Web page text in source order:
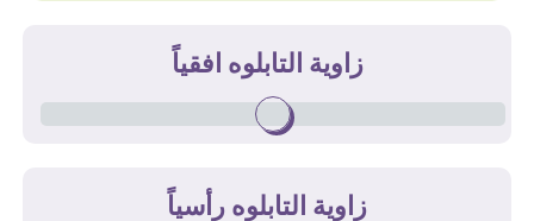
زاوية التابلوه افقياً
زاوية التابلوه رأسياً